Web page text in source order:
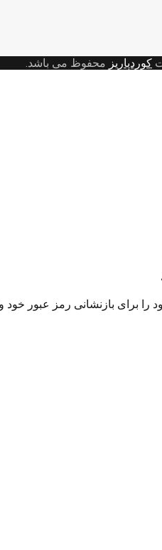
کوردپاریز محفوظ می باشد.
را برای بازنشانی رمز عبور خود